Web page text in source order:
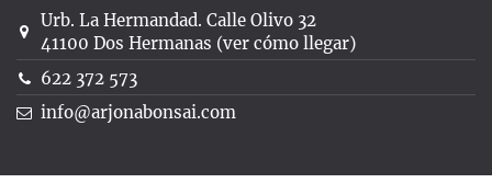
Urb. La Hermandad. Calle Olivo 32
41100 Dos Hermanas (ver cómo llegar)
622 372 573
info@arjonabonsai.com